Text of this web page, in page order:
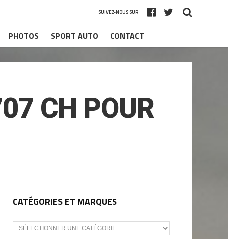
SUIVEZ-NOUS SUR
PHOTOS SPORT AUTO CONTACT
CH POUR
CATÉGORIES ET MARQUES
Catégories
et